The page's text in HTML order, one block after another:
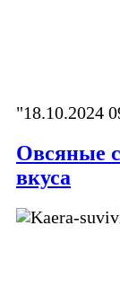
"18.10.2024
Овсяные
вкуса